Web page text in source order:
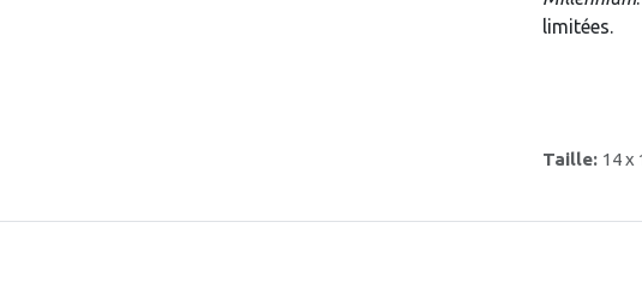
limitées.
Taille: 14 x